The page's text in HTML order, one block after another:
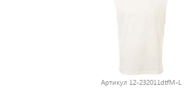
Артикул 12-232011dtfM-L